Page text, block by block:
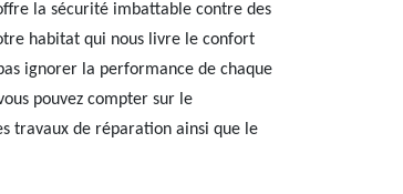
la sécurité imbattable contre des
habitat qui nous livre le confort
ignorer la performance de chaque
pouvez compter sur le
travaux de réparation ainsi que le